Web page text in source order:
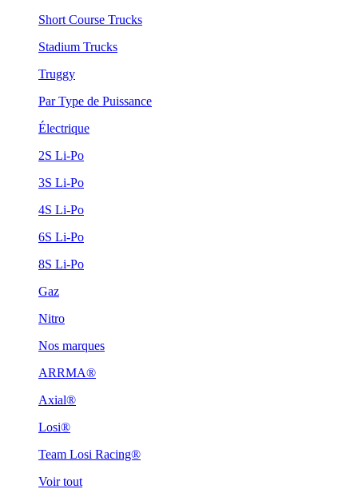
Short Course Trucks
Stadium Trucks
Truggy
Par Type de Puissance
Électrique
2S Li-Po
3S Li-Po
4S Li-Po
6S Li-Po
8S Li-Po
Gaz
Nitro
Nos marques
ARRMA®
Axial®
Losi®
Team Losi Racing®
Voir tout